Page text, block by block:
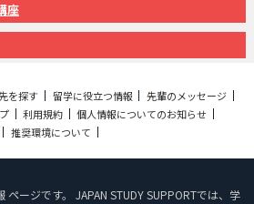
座
を探す 留学に役立つ情報
先輩のメッセージ
利用規約
個人情報についてのお知らせ
推奨環境について
ージです。 JAPAN STUDY SUPPORTでは、学